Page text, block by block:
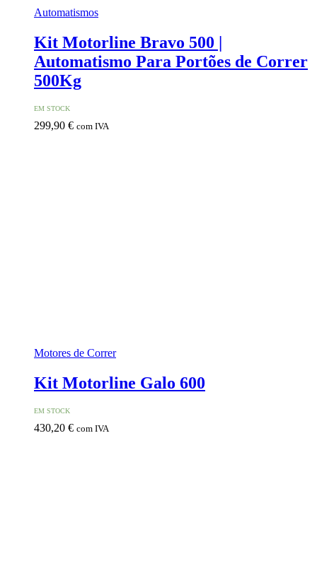
Automatismos
Kit Motorline Bravo 500 |
Automatismo Para Portões de Correr
500Kg
EM STOCK
299,90 € com IVA
Motores de Correr
Kit Motorline Galo 600
EM STOCK
430,20 € com IVA